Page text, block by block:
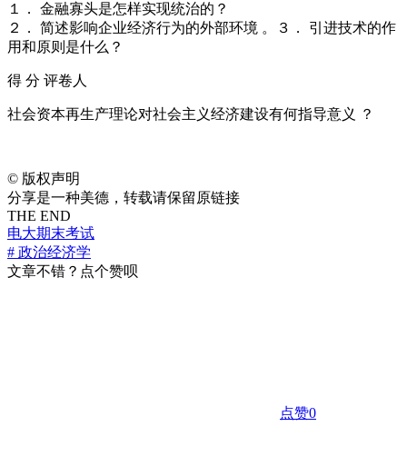
１． 金融寡头是怎样实现统治的？
２． 简述影响企业经济行为的外部环境 。３． 引进技术的作
用和原则是什么？
得 分 评卷人
社会资本再生产理论对社会主义经济建设有何指导意义 ？
© 版权声明
分享是一种美德，转载请保留原链接
THE END
电大期末考试
# 政治经济学
文章不错？点个赞呗
点赞0